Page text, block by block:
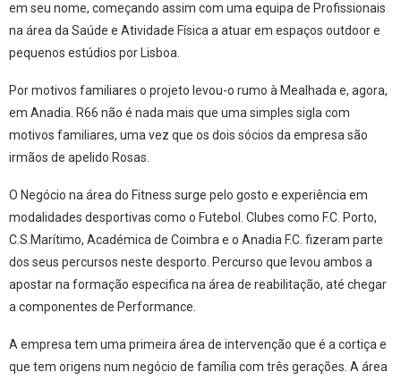
em seu nome, começando assim com uma equipa de Profissionais
na área da Saúde e Atividade Física a atuar em espaços outdoor e
pequenos estúdios por Lisboa.
Por motivos familiares o projeto levou-o rumo à Mealhada e, agora,
em Anadia. R66 não é nada mais que uma simples sigla com
motivos familiares, uma vez que os dois sócios da empresa são
irmãos de apelido Rosas.
O Negócio na área do Fitness surge pelo gosto e experiência em
modalidades desportivas como o Futebol. Clubes como F.C. Porto,
C.S.Marítimo, Académica de Coimbra e o Anadia F.C. fizeram parte
dos seus percursos neste desporto. Percurso que levou ambos a
apostar na formação especifica na área de reabilitação, até chegar
a componentes de Performance.
A empresa tem uma primeira área de intervenção que é a cortiça e
que tem origens num negócio de família com três gerações. A área